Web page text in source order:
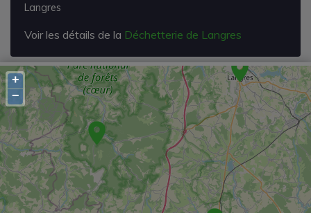
Langres
Voir les détails de la Déchetterie de Langres
+
−